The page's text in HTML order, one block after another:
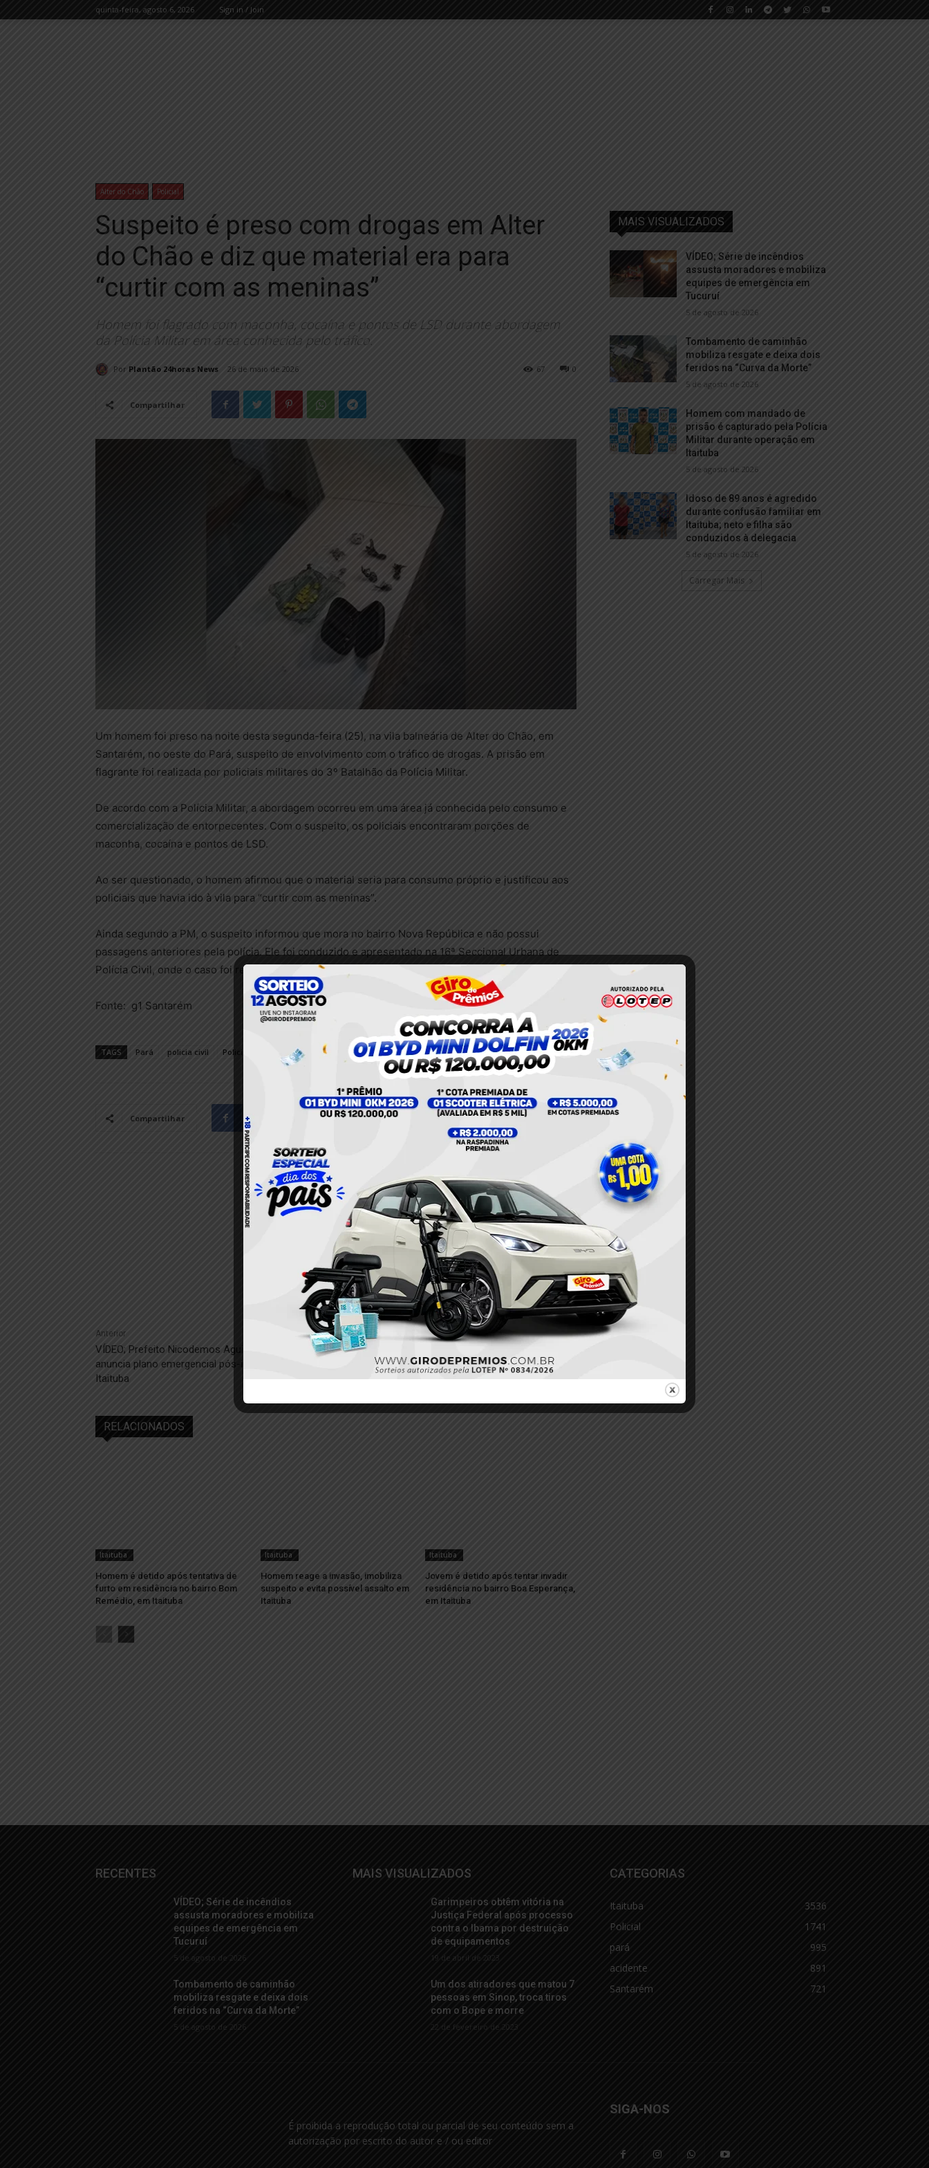
quinta-feira, agosto 6, 2026 Sign in / Join
Alter do Chão Policial
Suspeito é preso com drogas em Alter
do Chão e diz que material era para
“curtir com as meninas”
Homem foi flagrado com maconha, cocaína e pontos de LSD durante abordagem
da Polícia Militar em área conhecida pelo tráfico.
Por Plantão 24horas News 26 de maio de 2026 0
67
Compartilhar
Um homem foi preso na noite desta segunda-feira (25), na vila balneária de Alter do Chão, em
Santarém, no oeste do Pará, suspeito de envolvimento com o tráfico de drogas. A prisão em
flagrante foi realizada por policiais militares do 3º Batalhão da Polícia Militar.
De acordo com a Polícia Militar, a abordagem ocorreu em uma área já conhecida pelo consumo e
comercialização de entorpecentes. Com o suspeito, os policiais encontraram porções de
maconha, cocaína e pontos de LSD.
Ao ser questionado, o homem afirmou que o material seria para consumo próprio e justificou aos
policiais que havia ido à vila para “curtir com as meninas”.
Ainda segundo a PM, o suspeito informou que mora no bairro Nova República e não possui
passagens anteriores pela polícia. Ele foi conduzido e apresentado na 16ª Seccional Urbana de
Polícia Civil, onde o caso foi registrado para os procedimentos cabíveis.
Fonte: g1 Santarém
TAGS Pará policia civil Policia Militar Policial Santarém
Compartilhar Facebook Twitter Pinterest
Anterior
VÍDEO; Prefeito Nicodemos Aguiar reúne equipe e
anuncia plano emergencial pós-inverno em
Itaituba
Próximo
Desacordo comercial por venda de veículo termina
na delegacia em Itaituba
RELACIONADOS
Itaituba
Homem é detido após tentativa de
furto em residência no bairro Bom
Remédio, em Itaituba
Itaituba
Homem reage a invasão, imobiliza
suspeito e evita possível assalto em
Itaituba
Itaituba
Jovem é detido após tentar invadir
residência no bairro Boa Esperança,
em Itaituba
MAIS VISUALIZADOS
VÍDEO; Série de incêndios
assusta moradores e mobiliza
equipes de emergência em
Tucuruí
5 de agosto de 2026
Tombamento de caminhão
mobiliza resgate e deixa dois
feridos na “Curva da Morte”
5 de agosto de 2026
Homem com mandado de
prisão é capturado pela Polícia
Militar durante operação em
Itaituba
5 de agosto de 2026
Idoso de 89 anos é agredido
durante confusão familiar em
Itaituba; neto e filha são
conduzidos à delegacia
5 de agosto de 2026
Carregar Mais
RECENTES
VÍDEO; Série de incêndios
assusta moradores e mobiliza
equipes de emergência em
Tucuruí
5 de agosto de 2026
Tombamento de caminhão
mobiliza resgate e deixa dois
feridos na “Curva da Morte”
5 de agosto de 2026
MAIS VISUALIZADOS
Garimpeiros obtêm vitória na
Justiça Federal após processo
contra o Ibama por destruição
de equipamentos
19 de abril de 2023
Um dos atiradores que matou 7
pessoas em Sinop, troca tiros
com o Bope e morre
22 de fevereiro de 2023
CATEGORIAS
Itaituba
3536
Policial
1741
pará
995
acidente
891
Santarém
721
É proibida a reprodução total ou parcial de seu conteúdo sem a
autorização por escrito do autor e / ou editor
SIGA-NOS